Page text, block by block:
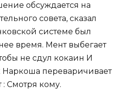
обсуждается на
совета, сказал
системе был
время. Мент выбегает
не сдул кокаин И
Наркоша переваричивает
: Смотря кому.